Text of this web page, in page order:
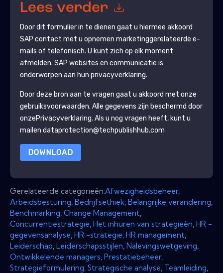
Lees verder
Door dit formulier in te dienen gaat u hiermee akkoord
SAP contact met u opnemen marketinggerelateerde e-
mails of telefonisch. U kunt zich op elk moment
afmelden. SAP websites en communicatie is
onderworpen aan hun privacyverklaring.
Door deze bron aan te vragen gaat u akkoord met onze
gebruiksvoorwaarden. Alle gegevens zijn beschermd door
onzePrivacyverklaring. Als u nog vragen heeft, kunt u
mailen dataprotection@techpublishhub.com
DOWNLOAD
Gerelateerde categorieën:Afwezigheidsbeheer,
Arbeidsbesturing Bedrijfsethiek Belangrijke verandering
Benchmarking Change Management
Concurrentiestrategie Het inhuren van strategieën HR -
gegevensanalyse HR -strategie HR management
Leiderschap Leiderschapsstijlen Nalevingswetgeving
Ontwikkelende managers Prestatiebeheer,
Strategieformulering Strategische analyse Teamleiding